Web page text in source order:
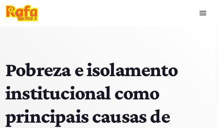
menu
play_arrow
HOME
Pobreza e isolamento
institucional como
principais causas de